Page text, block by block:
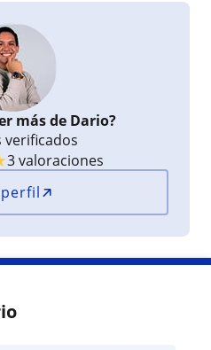
seguro con los números,
a Darío. Es un gran
profesor
más de Dario?
verificados
3 valoraciones